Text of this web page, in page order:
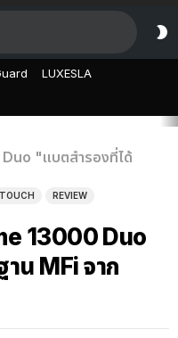
LUXESLA
"แบตสำรองที่ได้
REVIEW
13000 Duo
น MFi จาก